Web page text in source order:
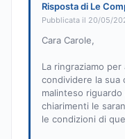
Risposta di Le
Pubblicata il 20/05/
Cara Carole,
La ringraziamo
condividere la sua
malinteso
chiarimenti le
le condizioni di